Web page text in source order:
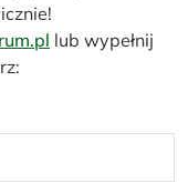
lub wypełnij